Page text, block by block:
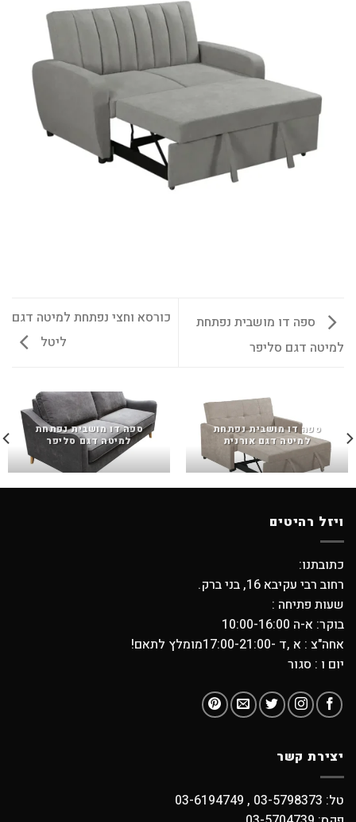
ספה דו מושבית נפתחת
למיטה דגם סליפר
כורסא וחצי נפתחת למיטה דגם
ליטל
ספה דו מושבית נפתחת
למיטה דגם אורנית
ספה דו מושבית נפתחת
למיטה דגם סליפר
ויזל רהיטים
כתובתנו:
רחוב רבי עקיבא 16, בני ברק.
שעות פתיחה :
בוקר: א-ה 10:00-16:00
אחה"צ : א ,ד -17:00-21:00מומלץ לתאם!
יום ו : סגור
יצירת קשר
טל: 03-5798373 , 03-6194749